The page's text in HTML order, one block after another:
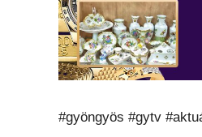
#gyöngyös #gytv